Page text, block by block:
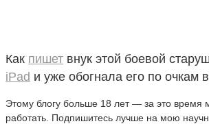
Как пишет внук этой боевой
iPad и уже обогнала его по очкам
Этому блогу больше 18 лет — за это время
работать. Подпишитесь лучше на мою